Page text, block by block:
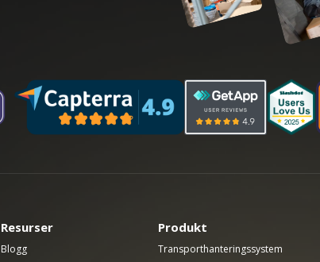
Resurser
Blogg
Produkt
Transporthanteringssystem